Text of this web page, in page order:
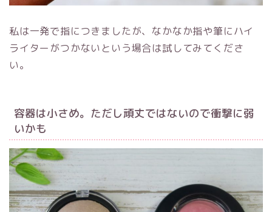
私は一発で指につきましたが、なかなか指や筆にハイ
ライターがつかないという場合は試してみてくださ
い。
容器は小さめ。ただし頑丈ではないので衝撃に弱
いかも